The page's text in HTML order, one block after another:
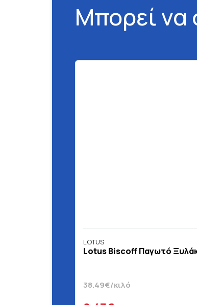
Μπορεί να
LOTUS
Lotus Biscoff Παγωτό
38.49€/κιλό